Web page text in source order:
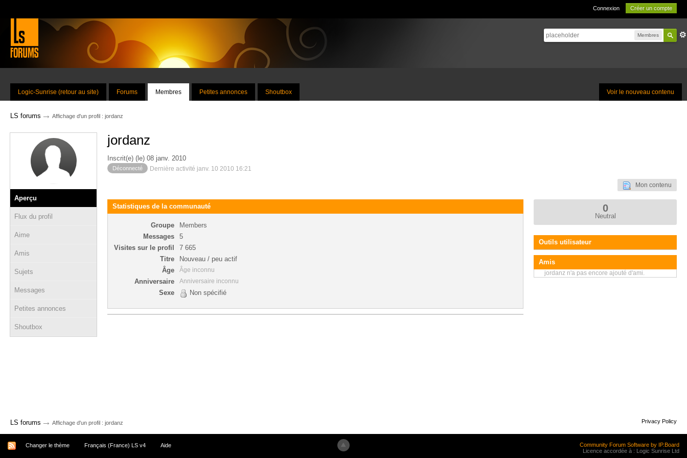
Connexion Créer un compte
Membres
Voir le nouveau contenu
Logic-Sunrise (retour au site) Forums Membres Petites annonces Shoutbox
LS forums → Affichage d'un profil : jordanz
Aperçu
Flux du profil
Aime
Amis
Sujets
Messages
Petites annonces
Shoutbox
jordanz
Inscrit(e) (le) 08 janv. 2010
Déconnecté Dernière activité janv. 10 2010 16:21
Mon contenu
Statistiques de la communauté
Groupe
Members
Messages
5
Visites sur le profil
7 665
Titre
Nouveau / peu actif
Âge
Âge inconnu
Anniversaire Anniversaire inconnu
Sexe Non spécifié
0
Neutral
Outils utilisateur
Amis
jordanz n'a pas encore ajouté d'ami.
LS forums → Affichage d'un profil : jordanz Privacy Policy
Changer le thème Français (France) LS v4 Aide
Community Forum Software by IP.Board
Licence accordée à : Logic Sunrise Ltd